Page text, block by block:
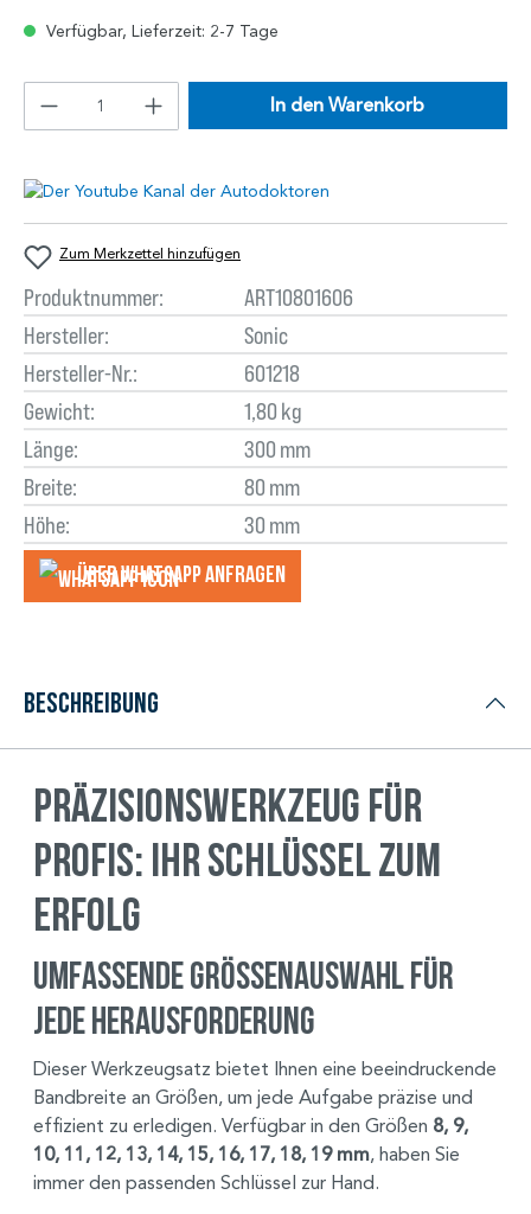
Verfügbar, Lieferzeit: 2-7 Tage
In den Warenkorb
Zum Merkzettel hinzufügen
Produktnummer:
ART10801606
Hersteller:
Sonic
Hersteller-Nr.:
601218
Gewicht:
1,80 kg
Länge:
300 mm
Breite:
80 mm
Höhe:
30 mm
Über WhatsApp anfragеn
Beschreibung
Präzisionswerkzeug für
Profis: Ihr Schlüssel zum
Erfolg
Umfassende Größenauswahl für
jede Herausforderung
Dieser Werkzeugsatz bietet Ihnen eine beeindruckende
Bandbreite an Größen, um jede Aufgabe präzise und
effizient zu erledigen. Verfügbar in den Größen 8, 9,
10, 11, 12, 13, 14, 15, 16, 17, 18, 19 mm, haben Sie
immer den passenden Schlüssel zur Hand.